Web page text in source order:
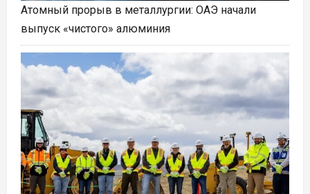
Атомный прорыв в металлургии: ОАЭ начали
выпуск «чистого» алюминия